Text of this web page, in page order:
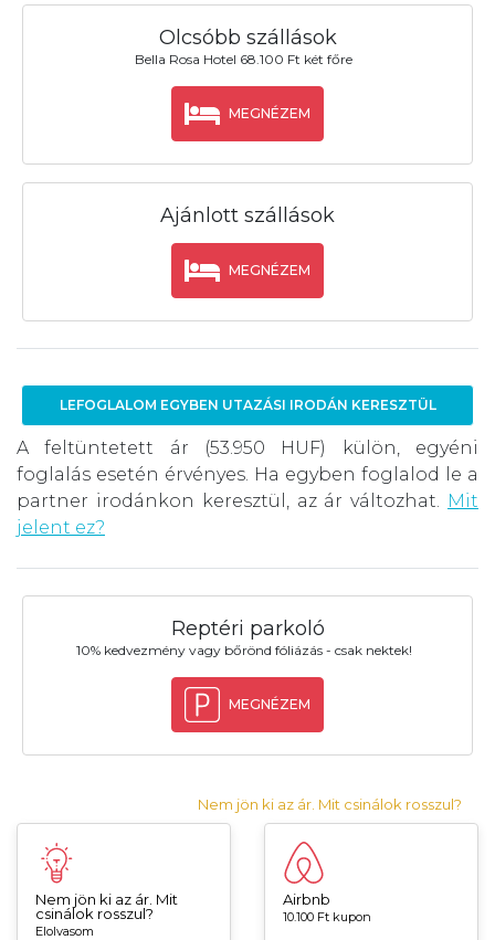
Olcsóbb szállások
Bella Rosa Hotel 68.100 Ft két főre
MEGNÉZEM
Ajánlott szállások
MEGNÉZEM
LEFOGLALOM EGYBEN UTAZÁSI IRODÁN KERESZTÜL
A feltüntetett ár (53.950 HUF) külön, egyéni
foglalás esetén érvényes. Ha egyben foglalod le a
partner irodánkon keresztül, az ár változhat.
Mit
jelent ez?
Reptéri parkoló
10% kedvezmény vagy bőrönd fóliázás - csak nektek!
MEGNÉZEM
Nem jön ki az ár. Mit csinálok rosszul?
Nem jön ki az ár. Mit
csinálok rosszul?
Elolvasom
Airbnb
10.100 Ft kupon